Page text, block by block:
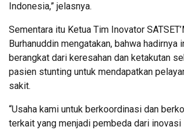
Indonesia,” jelasnya.
Sementara itu Ketua Tim Inovator
Burhanuddin mengatakan, bahwa hadirnya
berangkat dari keresahan dan ketakutan
pasien stunting untuk mendapatkan
sakit.
“Usaha kami untuk berkoordinasi dan
terkait yang menjadi pembeda dari inovasi